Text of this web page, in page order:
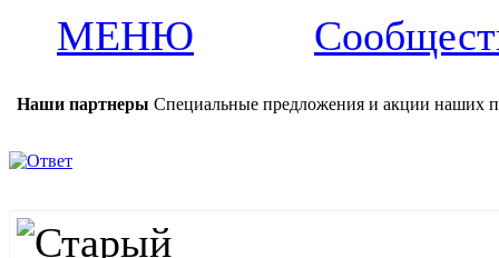
МЕНЮ
Наши партнеры Специальные предложения и акции наших